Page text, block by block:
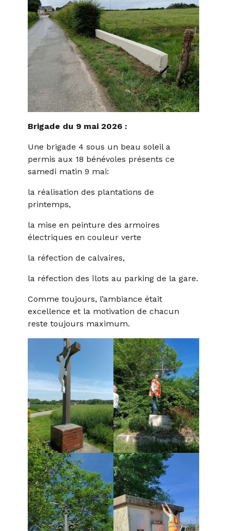
Brigade du 9 mai 2026 :
Une brigade 4 sous un beau soleil a
permis aux 18 bénévoles présents ce
samedi matin 9 mai:
la réalisation des plantations de
printemps,
la mise en peinture des armoires
électriques en couleur verte
la réfection de calvaires,
la réfection des îlots au parking de la gare.
Comme toujours, l’ambiance était
excellence et la motivation de chacun
reste toujours maximum.